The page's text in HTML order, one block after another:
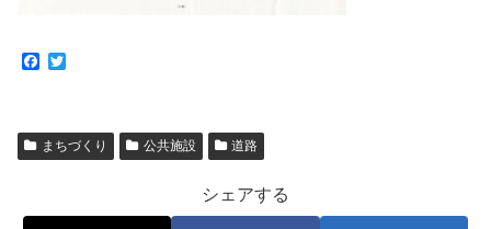
F
b
o
o
t
e
r
まちづくり 公共施設 道路
シェアする